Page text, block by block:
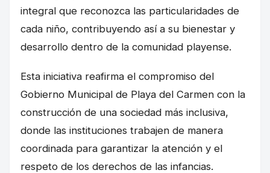
integral que reconozca las particularidades de
cada niño, contribuyendo así a su bienestar y
desarrollo dentro de la comunidad playense.
Esta iniciativa reafirma el compromiso del
Gobierno Municipal de Playa del Carmen con la
construcción de una sociedad más inclusiva,
donde las instituciones trabajen de manera
coordinada para garantizar la atención y el
respeto de los derechos de las infancias.